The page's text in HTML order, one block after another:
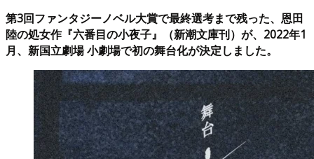
第3回ファンタジーノベル大賞で最終選考まで残った、恩田
陸の処女作『六番目の小夜子』（新潮文庫刊）が、2022年1
月、新国立劇場 小劇場で初の舞台化が決定しました。